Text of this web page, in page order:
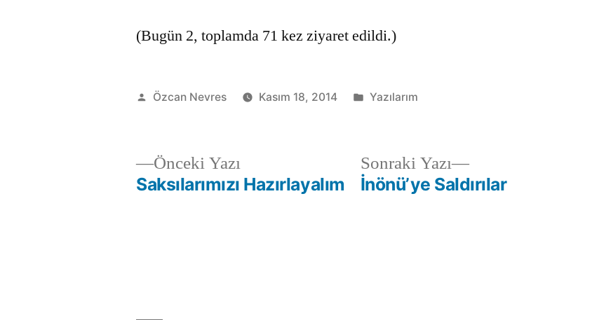
(Bugün 2, toplamda 71 kez ziyaret edildi.)
Gönderen:
Özcan Nevres Kasım 18, 2014 Kategori:
Yazılarım
Önceki YazıÖnceki
yazı:
Saksılarımızı Hazırlayalım
Sonraki Yazı
Sonraki
yazı:
İnönü’ye Saldırılar